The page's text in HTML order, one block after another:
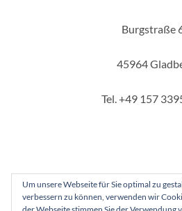
Burgstraße
45964
Tel. +49 157
Copyright 2025 - Tennis-Club Haus
Um unsere Webseite für Sie optimal zu
verbessern zu können, verwenden wir